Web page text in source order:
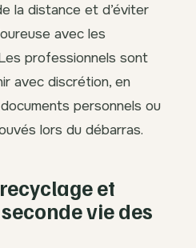
la distance et d’éviter
avec les
professionnels sont
avec discrétion, en
personnels ou
lors du débarras.
et
vie des